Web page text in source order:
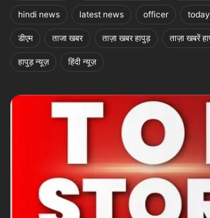
hindi news latest news officer
डीएम ताजा खबर ताज़ा खबर हापुड़ ताज़ा खबरें
हापुड़ न्यूज़ हिंदी न्यूज़